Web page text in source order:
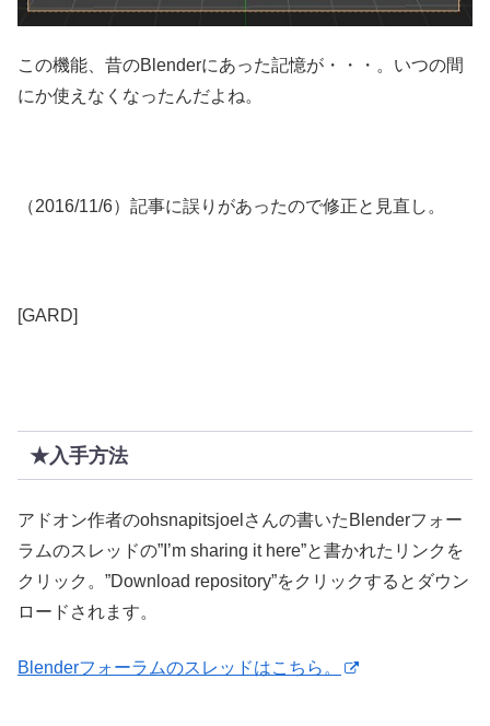
この機能、昔のBlenderにあった記憶が・・・。いつの間
にか使えなくなったんだよね。
（2016/11/6）記事に誤りがあったので修正と見直し。
[GARD]
★入手方法
アドオン作者のohsnapitsjoelさんの書いたBlenderフォー
ラムのスレッドの”I’m sharing it here”と書かれたリンクを
クリック。”Download repository”をクリックするとダウン
ロードされます。
Blenderフォーラムのスレッドはこちら。